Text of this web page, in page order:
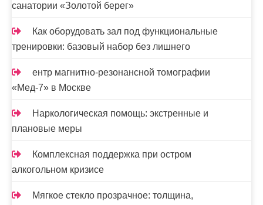
санатории «Золотой берег»
Как оборудовать зал под функциональные
тренировки: базовый набор без лишнего
ентр магнитно-резонансной томографии
«Мед-7» в Москве
Наркологическая помощь: экстренные и
плановые меры
Комплексная поддержка при остром
алкогольном кризисе
Мягкое стекло прозрачное: толщина,